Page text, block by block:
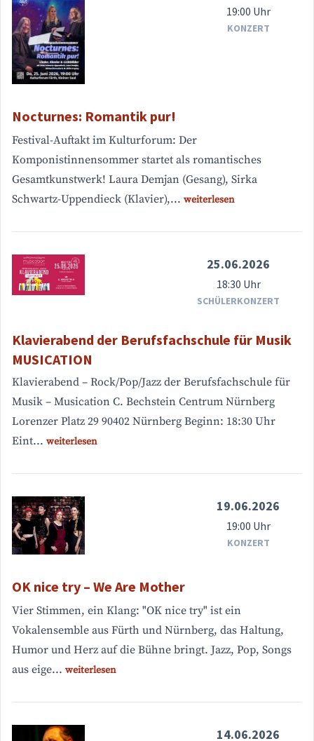
19:00 Uhr
KONZERT
Nocturnes: Romantik pur!
Festival-Auftakt im Kulturforum: Der
Komponistinnensommer startet als romantisches
Gesamtkunstwerk! Laura Demjan (Gesang), Sirka
Schwartz-Uppendieck (Klavier),... weiterlesen
25.06.2026
18:30 Uhr
SCHÜLERKONZERT
Klavierabend der Berufsfachschule für Musik
MUSICATION
Klavierabend – Rock/Pop/Jazz der Berufsfachschule für
Musik – Musication C. Bechstein Centrum Nürnberg
Lorenzer Platz 29 90402 Nürnberg Beginn: 18:30 Uhr
Eint... weiterlesen
19.06.2026
19:00 Uhr
KONZERT
OK nice try – We Are Mother
Vier Stimmen, ein Klang: "OK nice try" ist ein
Vokalensemble aus Fürth und Nürnberg, das Haltung,
Humor und Herz auf die Bühne bringt. Jazz, Pop, Songs
aus eige... weiterlesen
14.06.2026